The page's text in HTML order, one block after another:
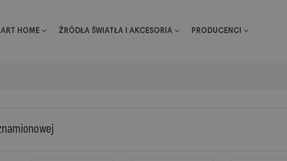
HOME ŹRÓDŁA ŚWIATŁA I AKCESORIA PRODUCENCI